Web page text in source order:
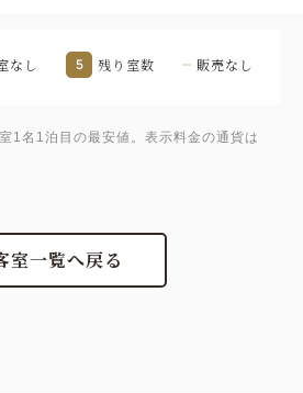
なし 5 残り室数 販売なし
1名1泊目の最安値。表示料金の通貨は
室一覧へ戻る